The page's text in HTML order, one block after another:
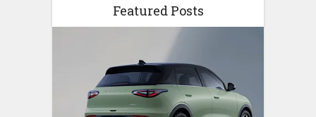
Featured Posts